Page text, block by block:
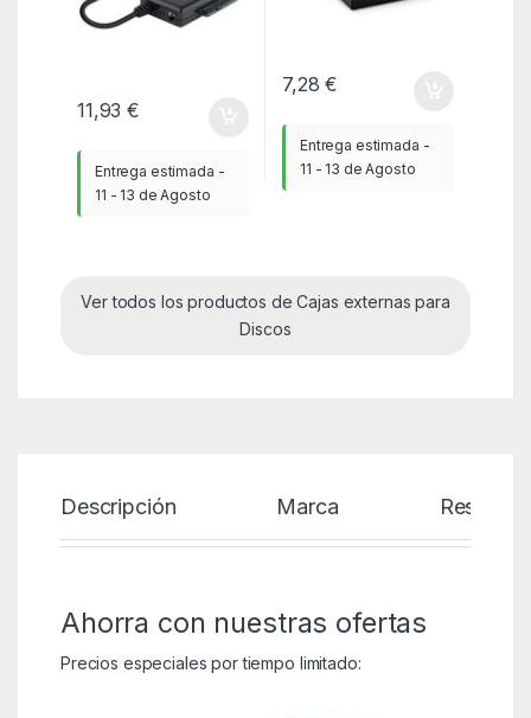
11,93€
Entrega estimada -
11 - 13 de Agosto
7,28€
Entrega estimada -
11 - 13 de Agosto
Ver todos los productos de Cajas externas para
Discos
Descripción Marca Reseñas
Ahorra con nuestras ofertas
Precios especiales por tiempo limitado: